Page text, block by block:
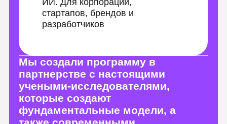
Спикеры курса —
топовые
специалисты по
нейросетям